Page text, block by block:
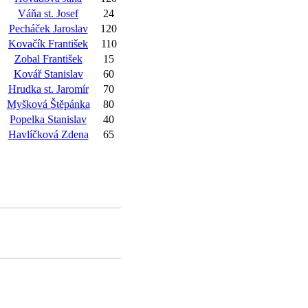
Váňa st. Josef
24
Pecháček Jaroslav
120
Kovačík František
110
Zobal František
15
Kovář Stanislav
60
Hrudka st. Jaromír
70
Myšková Štěpánka
80
Popelka Stanislav
40
Havlíčková Zdena
65